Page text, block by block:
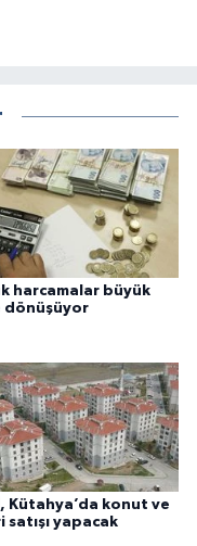
harcamalar büyük
dönüşüyor
Kütahya’da konut ve
satışı yapacak